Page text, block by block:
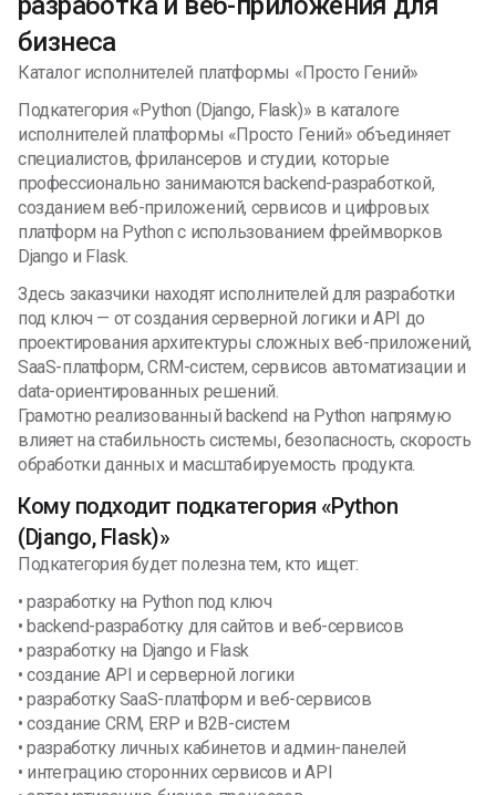
бизнеса
Каталог исполнителей платформы «Просто Гений»
Подкатегория «Python (Django, Flask)» в каталоге
исполнителей платформы «Просто Гений» объединяет
специалистов, фрилансеров и студии, которые
профессионально занимаются backend-разработкой,
созданием веб-приложений, сервисов и цифровых
платформ на Python с использованием фреймворков
Django и Flask.
Здесь заказчики находят исполнителей для разработки
под ключ — от создания серверной логики и API до
проектирования архитектуры сложных веб-приложений,
SaaS-платформ, CRM-систем, сервисов автоматизации и
data-ориентированных решений.
Грамотно реализованный backend на Python напрямую
влияет на стабильность системы, безопасность, скорость
обработки данных и масштабируемость продукта.
Кому подходит подкатегория «Python
(Django, Flask)»
Подкатегория будет полезна тем, кто ищет:
• разработку на Python под ключ
• backend-разработку для сайтов и веб-сервисов
• разработку на Django и Flask
• создание API и серверной логики
• разработку SaaS-платформ и веб-сервисов
• создание CRM, ERP и B2B-систем
• разработку личных кабинетов и админ-панелей
• интеграцию сторонних сервисов и API